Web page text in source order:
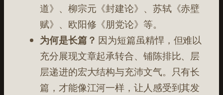
道》、柳宗元《封建论》、苏轼《赤壁
赋》、欧阳修《朋党论》等。
为何是长篇？ 因为短篇虽精悍，但难以
充分展现文章起承转合、铺陈排比、层
层递进的宏大结构与充沛文气。只有长
篇，才能像江河一样，让人感受到其发